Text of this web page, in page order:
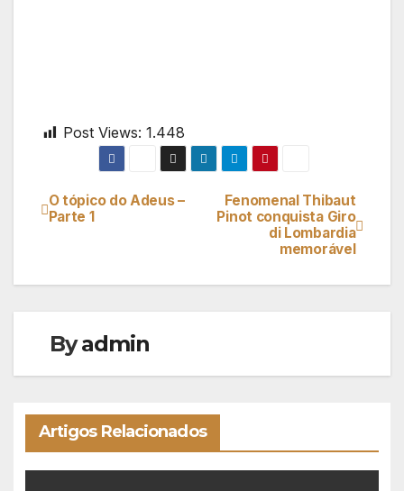
Post Views: 1.448
Navegação
artigos
Fenomenal Thibaut
Pinot conquista Giro
di Lombardia
memorável
O tópico do Adeus –
Parte 1
Byadmin
Artigos Relacionados